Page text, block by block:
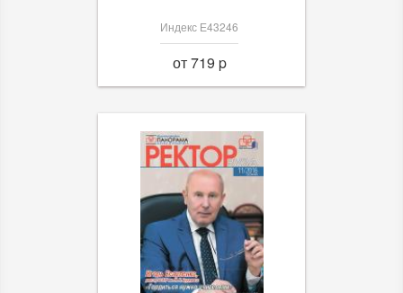
Индекс Е43246
от 719 p